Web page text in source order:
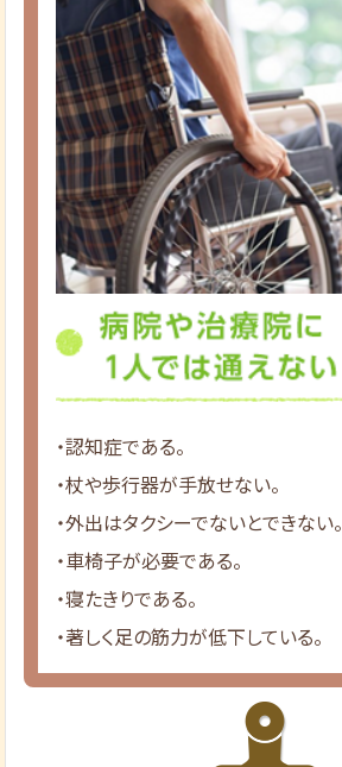
・認知症である。
・杖や歩行器が手放せない。
・外出はタクシーでないとできない。
・車椅子が必要である。
・寝たきりである。
・著しく足の筋力が低下している。